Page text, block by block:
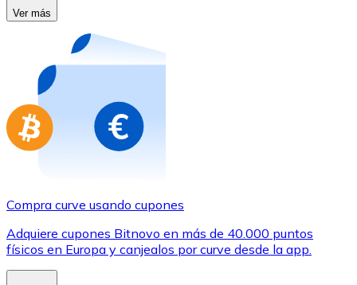
Compra tarjetas regalo de tus marcas favoritas con
Ir a la tienda de tarjetas regalo
Ver más
Compra curve usando cupones
Adquiere cupones Bitnovo en más de 40.000 puntos
físicos en Europa y canjealos por curve desde la app.